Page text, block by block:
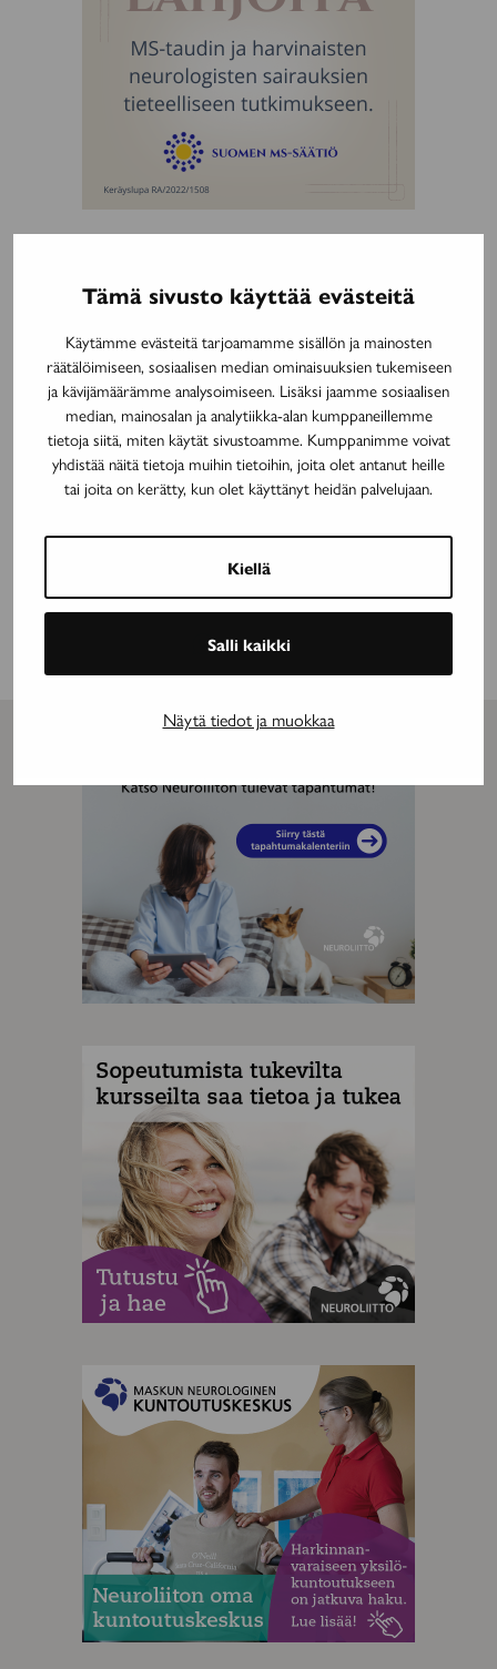
Tämä sivusto käyttää evästeitä
Käytämme evästeitä tarjoamamme sisällön ja mainosten
räätälöimiseen, sosiaalisen median ominaisuuksien tukemiseen
ja kävijämäärämme analysoimiseen. Lisäksi jaamme sosiaalisen
median, mainosalan ja analytiikka-alan kumppaneillemme
tietoja siitä, miten käytät sivustoamme. Kumppanimme voivat
yhdistää näitä tietoja muihin tietoihin, joita olet antanut heille
tai joita on kerätty, kun olet käyttänyt heidän palvelujaan.
Kiellä
Salli kaikki
Näytä tiedot ja muokkaa
Tämä artikkeli julkaistiin myös lehdessä:Avain 3/2026 Tutkimus
Avainsanat:mikrogliasolut MS-tauti myeliini Suomen MS-
säätiö
Tanja Hyvärinen tutkimus tutkimusapuraha
Jaa artikkeli
sivu
sivu
Jaa
WhatsApp